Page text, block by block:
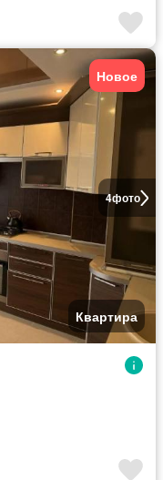
4фото
Новое
Квартира